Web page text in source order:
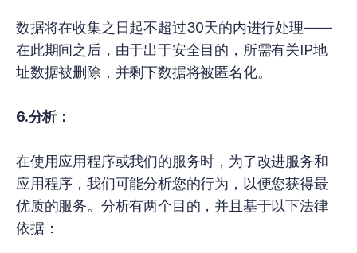
数据将在收集之日起不超过30天的内进行处理——
在此期间之后，由于出于安全目的，所需有关IP地
址数据被删除，并剩下数据将被匿名化。
6.分析：
在使用应用程序或我们的服务时，为了改进服务和
应用程序，我们可能分析您的行为，以便您获得最
优质的服务。分析有两个目的，并且基于以下法律
依据：